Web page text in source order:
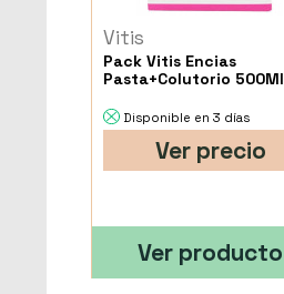
Vitis
Pack Vitis Encias
Pasta+Colutorio 500Ml
Disponible en 3 días
Ver precio
Ver producto